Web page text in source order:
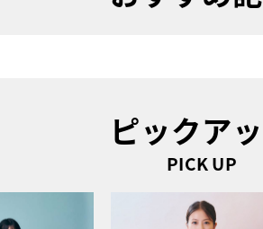
ピックア
PICK UP